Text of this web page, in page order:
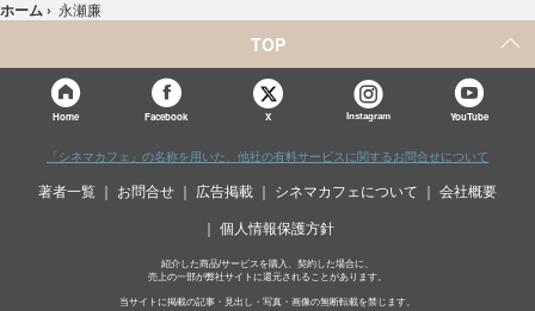
ホーム › 永瀬廉
TOP
Home Facebook X Instagram YouTube
「シネマカフェ」の名称を用いた、他社の有料サービスに関するお問合せについて
著者一覧 お問合せ 広告掲載 シネマカフェについて 会社概要
個人情報保護方針
紹介した商品/サービスを購入、契約した場合に、
売上の一部が弊社サイトに還元されることがあります。
当サイトに掲載の記事・見出し・写真・画像の無断転載を禁じます。